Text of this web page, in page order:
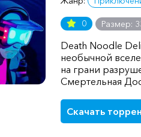
0 Размер:
Death Noodle
необычной
на грани
Смертельная
Скачать